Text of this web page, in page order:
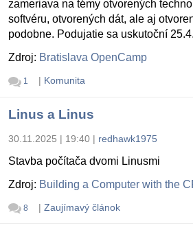
zameriava na témy otvorených
softvéru, otvorených dát, ale aj
podobne. Podujatie sa uskutoční
Zdroj: Bratislava OpenCamp
1 | Komunita
Linus a Linus
30.11.2025 | 19:40 | redhawk1975
Stavba počítača dvomi Linusmi
Zdroj: Building a Computer with the
8 | Zaujímavý článok